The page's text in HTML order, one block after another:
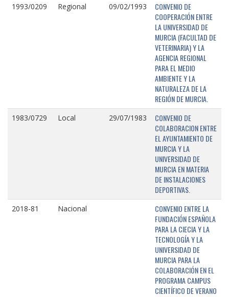
1993/0209 Regional 09/02/1993
CONVENIO DE
COOPERACIÓN ENTRE
LA UNIVERSIDAD DE
MURCIA (FACULTAD DE
VETERINARIA) Y LA
AGENCIA REGIONAL
PARA EL MEDIO
AMBIENTE Y LA
NATURALEZA DE LA
REGIÓN DE MURCIA.
1983/0729 Local 29/07/1983
CONVENIO DE
COLABORACION ENTRE
EL AYUNTAMIENTO DE
MURCIA Y LA
UNIVERSIDAD DE
MURCIA EN MATERIA
DE INSTALACIONES
DEPORTIVAS.
2018-81 Nacional
CONVENIO ENTRE LA
FUNDACIÓN ESPAÑOLA
PARA LA CIECIA Y LA
TECNOLOGÍA Y LA
UNIVERSIDAD DE
MURCIA PARA LA
COLABORACIÓN EN EL
PROGRAMA CAMPUS
CIENTÍFICO DE VERANO